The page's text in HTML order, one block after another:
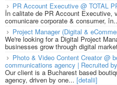
PR Account Executive @ TOTAL
În calitate de PR Account Executive,
comunicare corporate & consumer,
Project Manager (Digital &
We're looking for a Digital Project
businesses grow through digital
Photo & Video Content Creator @
communications agency | Recruited
Our client is a Bucharest based
agency, driven by one... [detalii]